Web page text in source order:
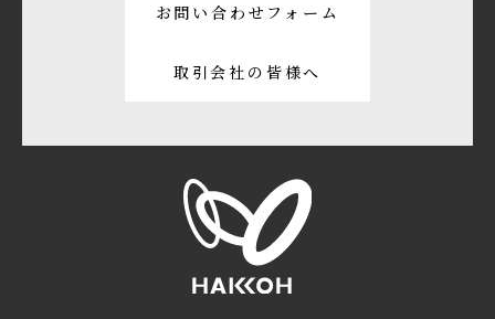
お問い合わせフォーム
取引会社の皆様へ